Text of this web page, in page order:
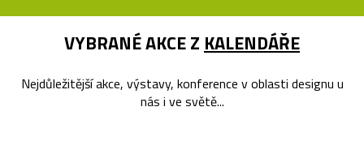
VYBRANÉ AKCE Z KALENDÁŘE
Nejdůležitější akce, výstavy, konference v oblasti designu u
nás i ve světě...